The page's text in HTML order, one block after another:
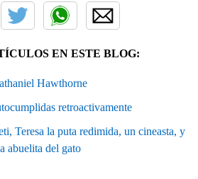
EN ESTE BLOG:
Hawthorne
retroactivamente
Teresa la puta redimida, un cineasta, y
abuelita del gato